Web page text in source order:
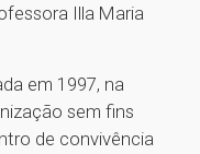
Illa Maria
em 1997, na
sem fins
de convivência